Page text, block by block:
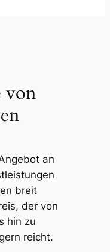
von
an
breit
der von
hin zu
reicht.